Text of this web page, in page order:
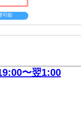
可能
〜翌1:00